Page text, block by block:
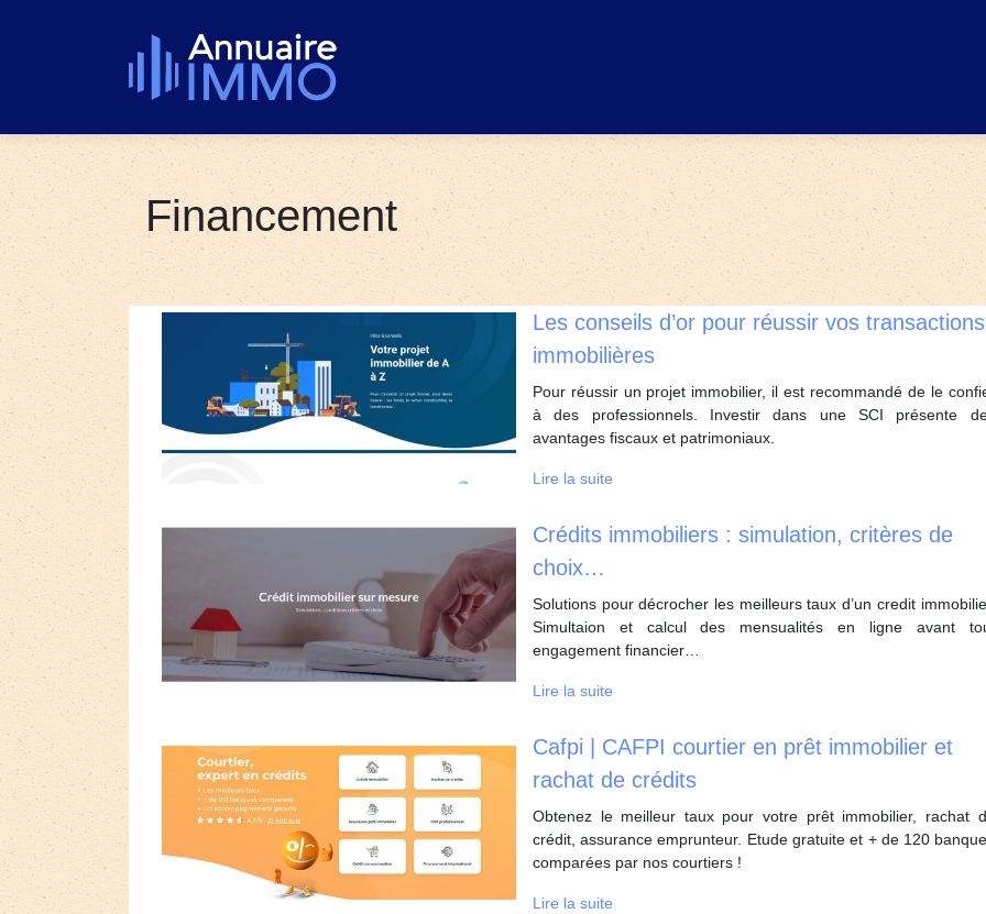
Financement
Les conseils d’or pour réussir vos transactions
immobilières
Pour réussir un projet immobilier, il est recommandé de le
à des professionnels. Investir dans une SCI présente
avantages fiscaux et patrimoniaux.
Lire la suite
Crédits immobiliers : simulation, critères de
choix…
Solutions pour décrocher les meilleurs taux d’un credit
Simultaion et calcul des mensualités en ligne avant
engagement financier…
Lire la suite
Cafpi | CAFPI courtier en prêt immobilier et
rachat de crédits
Obtenez le meilleur taux pour votre prêt immobilier, rachat
crédit, assurance emprunteur. Etude gratuite et + de 120
comparées par nos courtiers !
Lire la suite